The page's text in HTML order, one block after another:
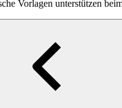
Vorlagen unterstützen